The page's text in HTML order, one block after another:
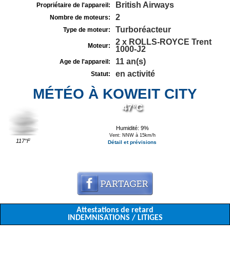
Propriétaire de l'appareil: British Airways
Nombre de moteurs: 2
Type de moteur: Turboréacteur
Moteur:
2 x ROLLS-ROYCE Trent
1000-J2
Age de l'appareil: 11 an(s)
Statut: en activité
MÉTÉO À KOWEIT CITY
117°F
47°C
Humidité: 9%
Vent: NNW à 15km/h
Détail et prévisions
Attestations de retard
INDEMNISATIONS / LITIGES